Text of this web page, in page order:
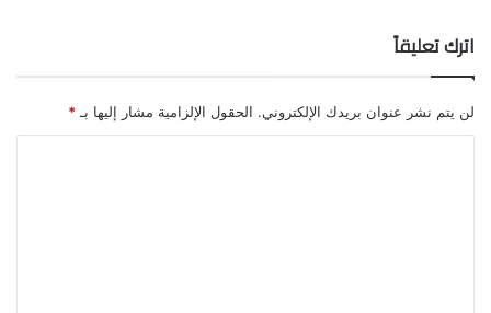
اترك تعليقاً
لن يتم نشر عنوان بريدك الإلكتروني. الحقول الإلزامية مشار إليها بـ *